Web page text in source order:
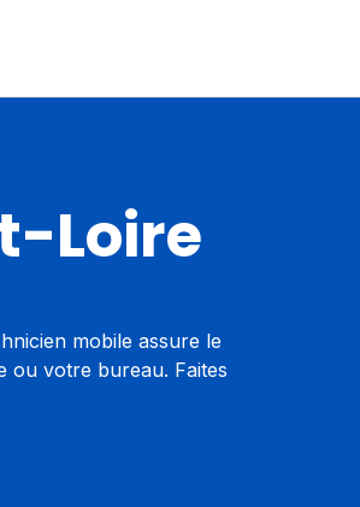
Loire
mobile assure le
ou votre bureau. Faites